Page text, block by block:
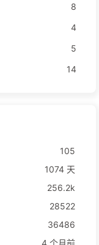
8
4
5
14
105
1074 天
256.2k
28522
36486
4 个月前